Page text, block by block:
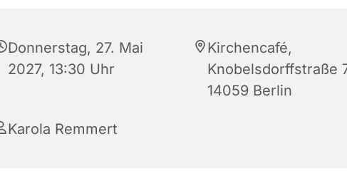
Donnerstag, 27. Mai
2027, 13:30 Uhr
Kirchencafé,
Knobelsdorffstraße
14059 Berlin
Karola Remmert